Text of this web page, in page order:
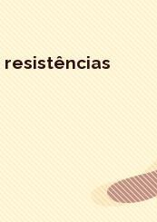
resistências